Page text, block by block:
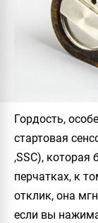
Гордость,
стартовая
,SSC),
перчатках, к
отклик, она
если вы